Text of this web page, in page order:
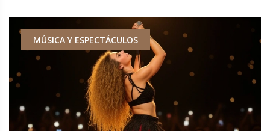
MÚSICA Y ESPECTÁCULOS